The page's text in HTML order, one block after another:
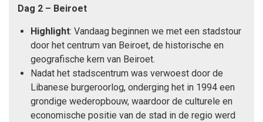
Dag 2 – Beiroet
Highlight: Vandaag beginnen we met een stadstour
door het centrum van Beiroet, de historische en
geografische kern van Beiroet.
Nadat het stadscentrum was verwoest door de
Libanese burgeroorlog, onderging het in 1994 een
grondige wederopbouw, waardoor de culturele en
economische positie van de stad in de regio werd